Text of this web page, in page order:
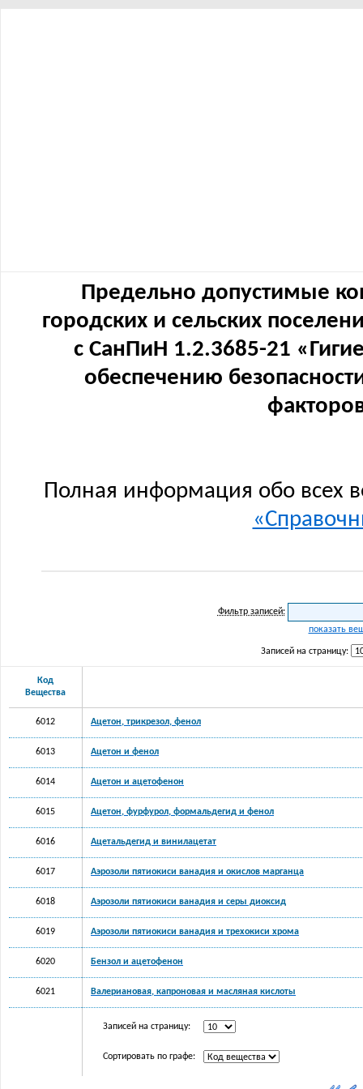
Предельно допустимые
городских и сельских
с СанПиН 1.2.3685-21
обеспечению
Полная информация обо всех
Фильтр записей:
показать
Записей на страницу:
Код
Вещества
6012 Ацетон, трикрезол, фенол
6013 Ацетон и фенол
6014 Ацетон и ацетофенон
6015 Ацетон, фурфурол, формальдегид и фенол
6016 Ацетальдегид и винилацетат
6017 Аэрозоли пятиокиси ванадия и окислов марганца
6018 Аэрозоли пятиокиси ванадия и серы диоксид
6019 Аэрозоли пятиокиси ванадия и трехокиси хрома
6020 Бензол и ацетофенон
6021 Валериановая, капроновая и масляная кислоты
Записей на страницу:
Сортировать по графе: